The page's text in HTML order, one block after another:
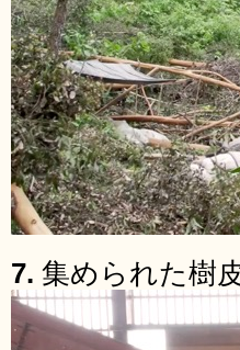
7. 集められた樹